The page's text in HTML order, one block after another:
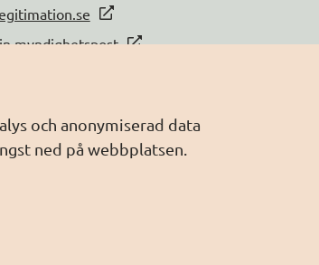
och anonymiserad data
ned på webbplatsen.
myndighetspost
digital kommunikation (SDK)